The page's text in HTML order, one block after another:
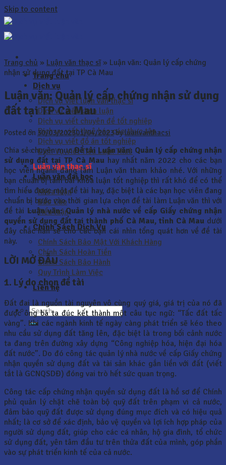
Skip to content
Trang chủ
Dịch vụ
Dịch vụ viết luận văn thạc sĩ
Dịch vụ viết khóa luận
Dịch vụ viết chuyên đề tốt nghiệp
Dịch vụ viết thuê báo cáo thực tập
Dịch vụ viết đồ án tốt nghiệp
Dịch Vụ Viết Tiểu Luận Thuê
Luận văn thạc sĩ
Luận văn đại học
Khóa luận
Báo Cáo
Tiểu luận
Chính Sách Dịch Vụ
Chính Sách Bảo Mật Với Khách Hàng
Chính Sách Hoàn Tiền
Chính Sách Bảo Hành
Quy Trình Làm Việc
Liên hệ
Trang chủ » Luận văn thạc sĩ» Luận văn: Quản lý cấp chứng
nhận sử dụng đất tại TP Cà Mau
Luận văn: Quản lý cấp chứng nhận sử dụng
đất tại TP Cà Mau
Posted on 30/03/202301/04/2023byluanvanthacsi
Chia sẻ chuyên mụcĐề tài Luận văn: Quản lý cấp chứng nhận
sử dụng đất tại TP Cà Mau hay nhất năm 2022 cho các bạn
học viên ngành đang làm Luận văn tham khảo nhé. Với những
bạn chuẩn bị làm bài khóa luận tốt nghiệp thì rất khó để có thể
tìm hiểu được một đề tài hay, đặc biệt là các bạn học viên đang
chuẩn bị bước vào thời gian lựa chọn đề tài làm Luận văn thì với
đề tài Luận văn:Quản lý nhà nước về cấp Giấy chứng nhận
quyền sử dụng đất tại thành phố Cà Mau, tỉnh Cà Mau dưới
đây chắc hẳn sẽ cho các bạn cái nhìn tổng quát hơn về đề tài
này.
LỜI MỞ ĐẦU
1. Lý do chọn đề tài
Đất đai là nguồn tài nguyên vô cùng quý giá, giá trị của nó đã
được ông bà ta đúc kết thành một câu tục ngữ: “Tấc đất tấc
vàng”. Khi các ngành kinh tế ngày càng phát triển sẽ kéo theo
nhu cầu sử dụng đất tăng lên, đặc biệt là trong bối cảnh nước
ta đang trên đường xây dựng “Công nghiệp hóa, hiện đại hóa
đất nước”. Do đó công tác quản lý nhà nước về cấp Giấy chứng
nhận quyền sử dụng đất và tài sản khác gắn liền với đất (viết
tắt là GCNQSDĐ) đóng vai trò hết sức quan trọng.
Công tác cấp chứng nhận quyền sử dụng đất là hồ sơ để Chính
phủ quản lý chặt chẽ toàn bộ quỹ đất trên phạm vi cả nước,
đảm bảo quỹ đất được sử dụng đúng mục đích và có hiệu quả
nhất; là cơ sở để xác định, bảo vệ quyền và lợi ích hợp pháp của
người sử dụng đất, giúp cho các cá nhân, hộ gia đình, tổ chức
sử dụng đất, yên tâm đầu tư trên thửa đất của mình, góp phần
vào sự phát triển kinh tế của cả nước.